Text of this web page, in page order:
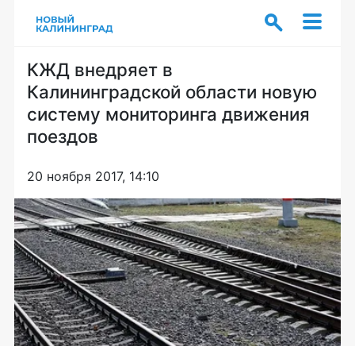
КЖД внедряет в
Калининградской области новую
систему мониторинга движения
поездов
20 ноября 2017, 14:10